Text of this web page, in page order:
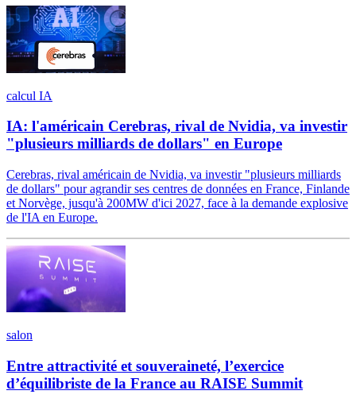
calcul IA
IA: l'américain Cerebras, rival de Nvidia, va investir
"plusieurs milliards de dollars" en Europe
Cerebras, rival américain de Nvidia, va investir "plusieurs milliards
de dollars" pour agrandir ses centres de données en France, Finlande
et Norvège, jusqu'à 200MW d'ici 2027, face à la demande explosive
de l'IA en Europe.
salon
Entre attractivité et souveraineté, l’exercice
d’équilibriste de la France au RAISE Summit